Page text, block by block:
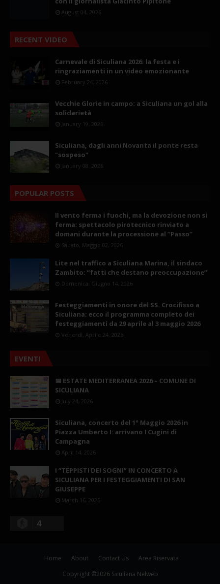
August 04, 2026
RECENT VIDEO
Carnevale di Siculiana 2026: la festa e i
ringraziamenti in un video emozionante
February 24, 2026
Vecchie Glorie in campo: a Siculiana un gol alla
solidarietà
January 19, 2026
Siculiana, dagli anni Novanta il ponte resta
"sospeso"
January 08, 2026
POPULAR POSTS
Il vento ferma i fuochi, ma la devozione non si
ferma: spettacolo pirotecnico rinviato a
domani durante la processione al “Passo”
Sabato, Maggio 02, 2026
Lite nel traffico a Siculiana Marina, il sindaco
Zambito: “fatti che destano preoccupazione”
Domenica, Giugno 14, 2026
Festeggiamenti in onore del SS. Crocifisso a
Siculiana: ecco il programma completo dei
festeggiamenti da 29 aprile al 3 maggio 2026
Venerdì, Aprile 24, 2026
EVENTI
📅 ESTATE MEDITERRANEA 2026 – COMUNE DI
SICULIANA
July 24, 2026
Siculiana, concerto del 1° Maggio 2026 in
Piazza Umberto I: arrivano I Cugini di
Campagna
April 14, 2026
I “TEPPISTI DEI SOGNI” IN CONCERTO A
SICULIANA PER I FESTEGGIAMENTI DI SAN
GIUSEPPE
March 16, 2026
4
Home About Contact Us
Area Riservata
Copyright ©2026 Siculiana Nelweb